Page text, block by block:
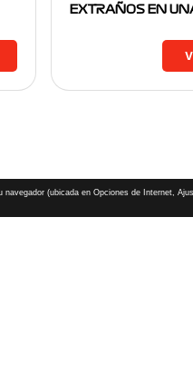
EXTRAÑOS EN
(ubicada en Opciones de Internet,